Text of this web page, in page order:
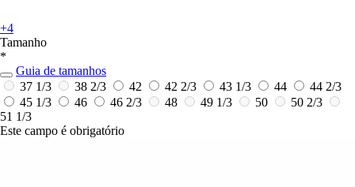
+4
Tamanho
*
Guia de tamanhos
37 1/3
38 2/3 42 42 2/3 43 1/3 44
44 2/3
45 1/3
46 46 2/3 48 49 1/3 50
50 2/3
51 1/3
Este campo é obrigatório